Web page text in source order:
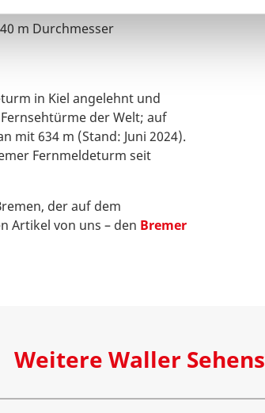
m Durchmesser
in Kiel angelehnt und
der Welt; auf
mit 634 m (Stand: Juni 2024).
Fernmeldeturm seit
der auf dem
Artikel von uns – den Bremer
Weitere Waller